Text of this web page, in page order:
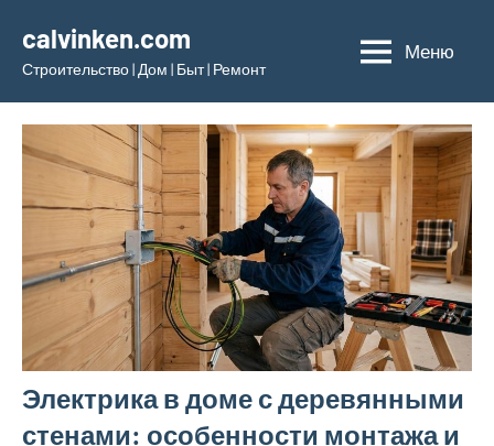
содержимому
calvinken.com
Строительство | Дом | Быт | Ремонт
Меню
Электрика в доме с деревянными
стенами: особенности монтажа и